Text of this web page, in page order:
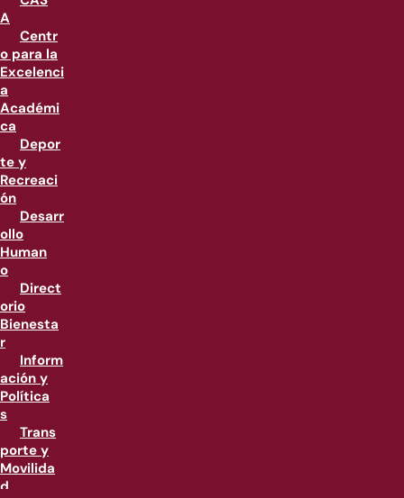
A
Centr
o para la
Excelenci
a
Académi
ca
Depor
te y
Recreaci
ón
Desarr
ollo
Human
o
Direct
orio
Bienesta
r
Inform
ación y
Política
s
Trans
porte y
Movilida
d